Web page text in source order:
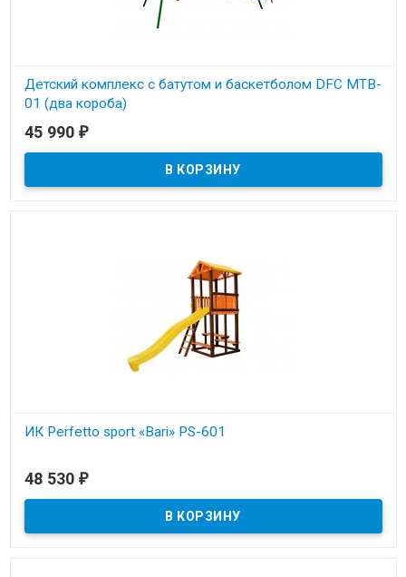
Детский комплекс с батутом и баскетболом DFC MTB-
01 (два короба)
В наличии
45 990 ₽
ИК Perfetto sport «Bari» PS-601
48 530 ₽